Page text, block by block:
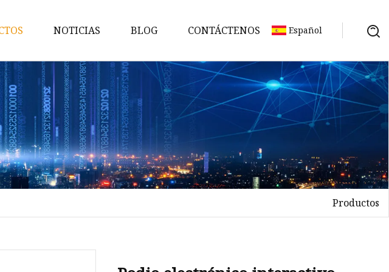
de escritorio
retráctil motorizado
multimedia de
multimedia portátil
digital de alta gama
NOTICIAS BLOG CONTÁCTENOS Español
Productos